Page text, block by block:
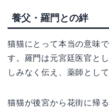
養父・羅門との絆
猫猫にとって本当の意味
す。羅門は元宮廷医官と
しみなく伝え、薬師とし
猫猫が後宮から花街に帰